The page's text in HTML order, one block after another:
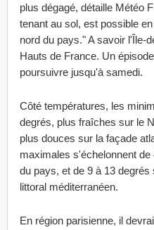
plus dégagé, détaille Météo
tenant au sol, est possible
nord du pays." A savoir l'Île-
Hauts de France. Un
poursuivre jusqu'à samedi.
Côté températures, les
degrés, plus fraîches sur le
plus douces sur la façade
maximales s'échelonnent
du pays, et de 9 à 13
littoral méditerranéen.
En région parisienne, il